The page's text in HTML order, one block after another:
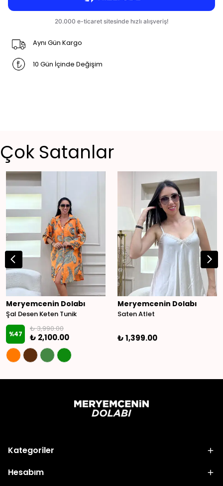
Aynı Gün Kargo
10 Gün İçinde Değişim
Çok Satanlar
Meryemcenin Dolabı
Şal Desen Keten Tunik
%47
₺ 3,990.00
₺ 2,100.00
Meryemcenin Dolabı
Saten Atlet
₺ 1,399.00
Kategoriler
Hesabım